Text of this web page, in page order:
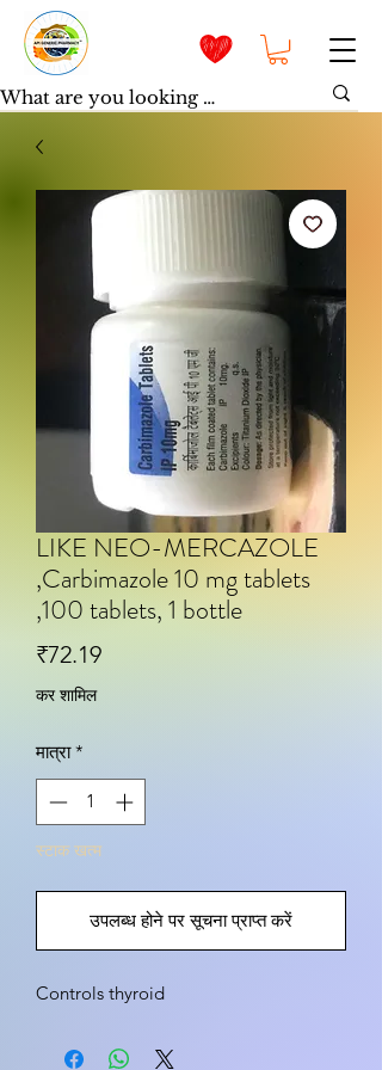
LIKE NEO-MERCAZOLE
,Carbimazole 10 mg tablets
,100 tablets, 1 bottle
₹72.19मूल्य
कर शामिल
मात्रा *
स्टाक खत्म
उपलब्ध होने पर सूचना प्राप्त करें
Controls thyroid